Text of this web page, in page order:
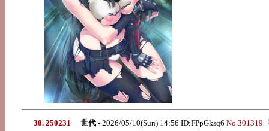
30. 250231 世代 - 2026/05/10(Sun) 14:56 ID:FPpGksq6 No.301319